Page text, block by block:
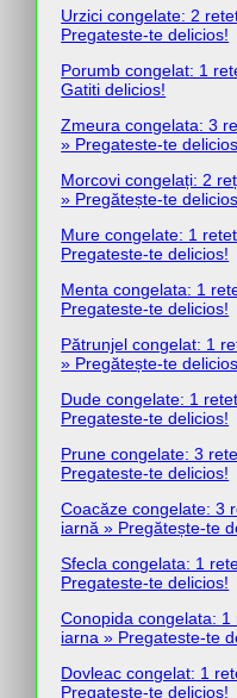
Urzici congelate: 2
Pregateste-te delicios!
Porumb congelat: 1
Gatiti delicios!
Zmeura congelata: 3
» Pregateste-te
Morcovi congelați: 2
» Pregătește-te
Mure congelate: 1
Pregateste-te delicios!
Menta congelata: 1
Pregateste-te delicios!
Pătrunjel congelat: 1
» Pregătește-te
Dude congelate: 1
Pregateste-te delicios!
Prune congelate: 3
Pregateste-te delicios!
Coacăze congelate: 3
iarnă » Pregătește-te
Sfecla congelata: 1
Pregateste-te delicios!
Conopida congelata:
iarna » Pregateste-te
Dovleac congelat: 1
Pregateste-te delicios!